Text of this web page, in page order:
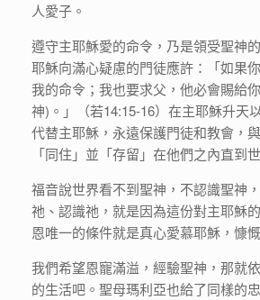
人愛子。
遵守主耶穌愛的命令，乃是領受聖神
耶穌向滿心疑慮的門徒應許：「如果
我的命令；我也要求父，他必會賜給
神)。」（若14:15-16）在主耶穌升天
代替主耶穌，永遠保護門徒和教會，
「同住」並「存留」在他們之內直到
福音說世界看不到聖神，不認識聖神
祂、認識祂，就是因為這份對主耶穌
恩唯一的條件就是真心愛慕耶穌，慷
我們希望恩寵滿溢，經驗聖神，那就
的生活吧。聖母瑪利亞也給了同樣的